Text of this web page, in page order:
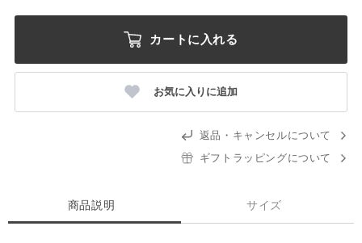
カートに入れる
お気に入りに追加
返品・キャンセルについて
ギフトラッピングについて
商品説明 サイズ